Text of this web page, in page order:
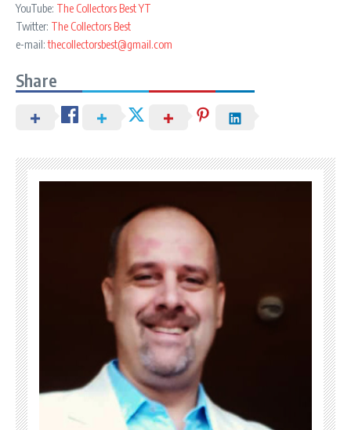
YouTube: The Collectors Best YT
Twitter: The Collectors Best
e-mail:thecollectorsbest@gmail.com
Share